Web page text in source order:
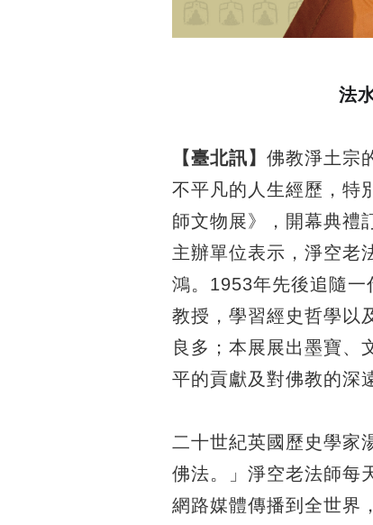
法
【臺北訊】 佛教淨土宗
不平凡的人生經歷，特
師文物展》，開幕典禮
主辦單位表示，淨空老
鴻。 1953年先後追隨一
教授，學習經史哲學以
良多；本展展出墨寶、
平的貢獻及對佛教的深
二十世紀英國歷史學家
佛法。」淨空老法師每
網路媒體傳播到全世界